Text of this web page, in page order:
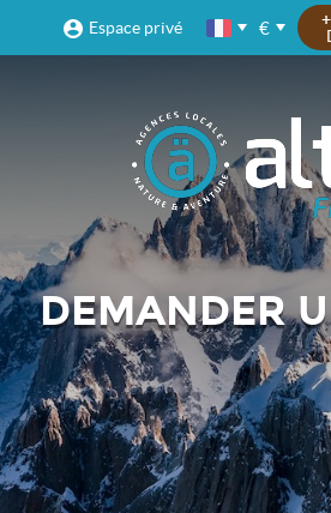
Espace privé €
DEMANDER